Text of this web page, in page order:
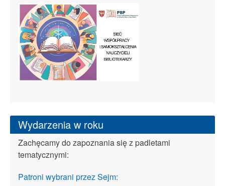
Wydarzenia w roku
Zachęcamy do zapoznania się z padletami
tematycznymi:
Patroni wybrani przez Sejm: